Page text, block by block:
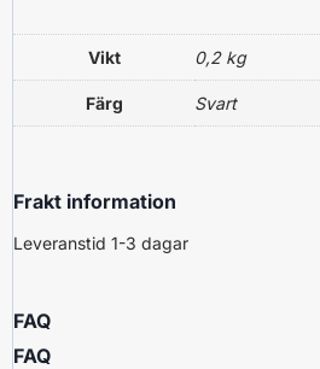
Vikt 0,2 kg
Färg Svart
Frakt information
Leveranstid 1-3 dagar
FAQ
FAQ